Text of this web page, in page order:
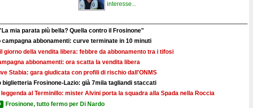
interesse...
mia parata più bella? Quella contro il Frosinone"
abbonamenti: curve terminate in 10 minuti
giorno della vendita libera: febbre da abbonamento tra i tifosi
abbonamenti: ora scatta la vendita libera
Stabia: gara giudicata con profili di rischio dall'ONMS
biglietteria Frosinone-Lazio: già 7mila tagliandi staccati
leggenda al Terminillo: mister Alvini porta la squadra alla Spada nella Roccia
Frosinone, tutto fermo per Di Nardo